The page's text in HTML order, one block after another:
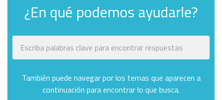
¿En qué podemos ayudarle?
También puede navegar por los temas que aparecen a
continuación para encontrar lo que busca.